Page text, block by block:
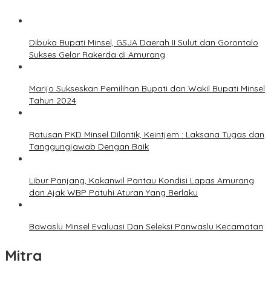
Dibuka Bupati Minsel, GSJA Daerah II Sulut dan Gorontalo
Sukses Gelar Rakerda di Amurang
Marijo Sukseskan Pemilihan Bupati dan Wakil Bupati Minsel
Tahun 2024
Ratusan PKD Minsel Dilantik, Keintjem : Laksana Tugas dan
Tanggungjawab Dengan Baik
Libur Panjang, Kakanwil Pantau Kondisi Lapas Amurang
dan Ajak WBP Patuhi Aturan Yang Berlaku
Bawaslu Minsel Evaluasi Dan Seleksi Panwaslu Kecamatan
Mitra